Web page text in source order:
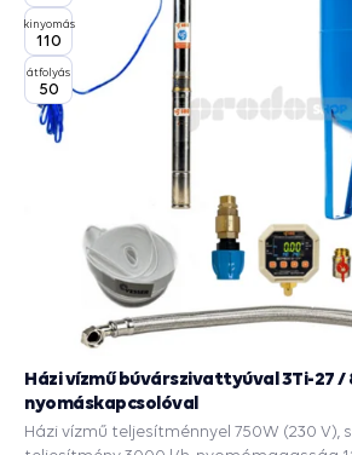
kinyomás
110
átfolyás
50
Házi vízmű búvárszivattyúval 3Ti-27 /
nyomáskapcsolóval
Házi vízmű teljesítménnyel 750W (230 V),